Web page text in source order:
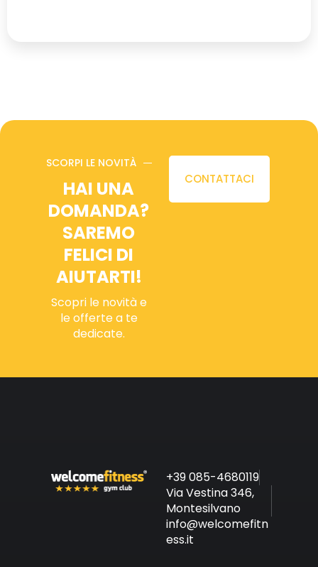
SCORPI LE NOVITÀ
HAI UNA
DOMANDA?
SAREMO
FELICI DI
AIUTARTI!
Scopri le novità e
le offerte a te
dedicate.
CONTATTACI
+39 085-4680119
Via Vestina 346,
Montesilvano
info@welcomefitn
ess.it